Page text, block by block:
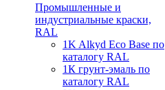
Промышленные и
индустриальные краски,
RAL
1K Alkyd Eco Base по
каталогу RAL
1К грунт-эмаль по
каталогу RAL